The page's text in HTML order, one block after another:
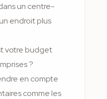
un centre-
endroit plus
votre budget
?
en compte
comme les